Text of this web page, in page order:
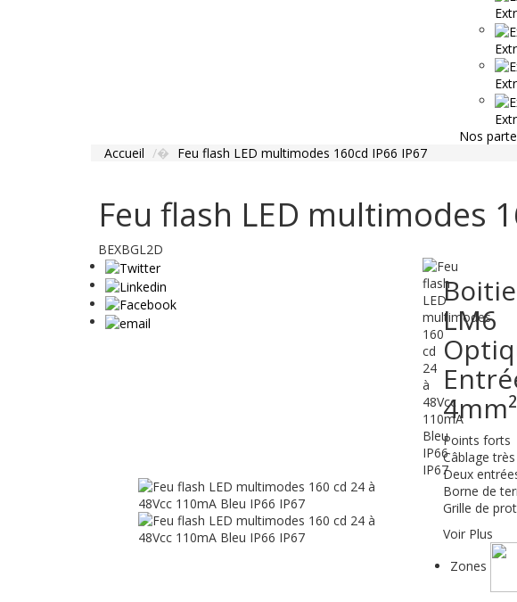
Nos
Accueil Feu flash LED multimodes 160cd IP66 IP67
Feu flash LED multimodes
BEXBGL2D
LM6
4mm²
Points forts
Câblage
Deux
Borne de
Grille de
Voir Plus
Zones